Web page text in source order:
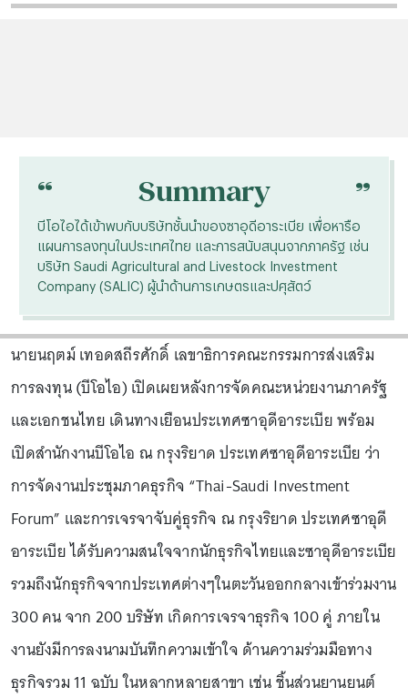
“ Summary “
บีโอไอได้เข้าพบกับบริษัทชั้นนำของซาอุดีอาระเบีย เพื่อหารือ
แผนการลงทุนในประเทศไทย และการสนับสนุนจากภาครัฐ เช่น
บริษัท Saudi Agricultural and Livestock Investment
Company (SALIC) ผู้นำด้านการเกษตรและปศุสัตว์
นายนฤตม์ เทอดสถีรศักดิ์ เลขาธิการคณะกรรมการส่งเสริม
การลงทุน (บีโอไอ) เปิดเผยหลังการจัดคณะหน่วยงานภาครัฐ
และเอกชนไทย เดินทางเยือนประเทศซาอุดีอาระเบีย พร้อม
เปิดสำนักงานบีโอไอ ณ กรุงริยาด ประเทศซาอุดีอาระเบีย ว่า
การจัดงานประชุมภาคธุรกิจ “Thai-Saudi Investment
Forum” และการเจรจาจับคู่ธุรกิจ ณ กรุงริยาด ประเทศซาอุดี
อาระเบีย ได้รับความสนใจจากนักธุรกิจไทยและซาอุดีอาระเบีย
รวมถึงนักธุรกิจจากประเทศต่างๆในตะวันออกกลางเข้าร่วมงาน
300 คน จาก 200 บริษัท เกิดการเจรจาธุรกิจ 100 คู่ ภายใน
งานยังมีการลงนามบันทึกความเข้าใจ ด้านความร่วมมือทาง
ธุรกิจรวม 11 ฉบับ ในหลากหลายสาขา เช่น ชิ้นส่วนยานยนต์